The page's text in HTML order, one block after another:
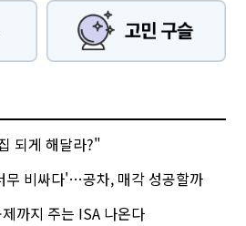
되게 해달라?"
무 비싸다'…공차, 매각 성공할까
까지 주는 ISA 나온다